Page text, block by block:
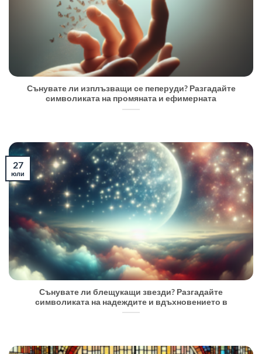
Сънувате ли изплъзващи се пеперуди? Разгадайте
символиката на промяната и ефимерната
Сънувате ли блещукащи звезди? Разгадайте
символиката на надеждите и вдъхновението в
27
юли